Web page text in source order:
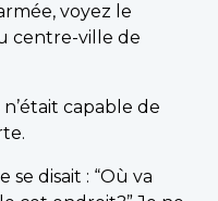
voyez le
centre-ville de
n’était capable de
disait : “Où va